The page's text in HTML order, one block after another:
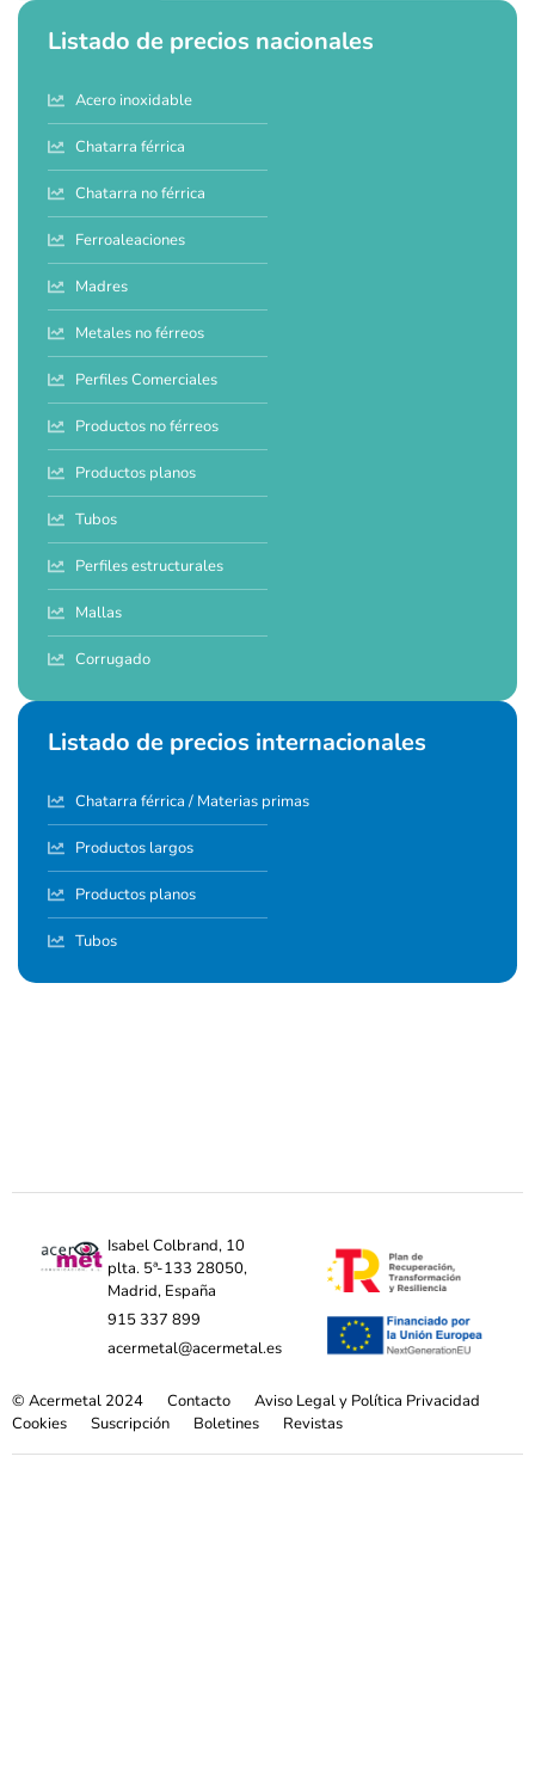
Listado de precios nacionales
Acero inoxidable
Chatarra férrica
Chatarra no férrica
Ferroaleaciones
Madres
Metales no férreos
Perfiles Comerciales
Productos no férreos
Productos planos
Tubos
Perfiles estructurales
Mallas
Corrugado
Listado de precios internacionales
Chatarra férrica / Materias primas
Productos largos
Productos planos
Tubos
Isabel Colbrand, 10
plta. 5ª-133 28050,
Madrid, España
915 337 899
acermetal@acermetal.es
© Acermetal 2024 Contacto
Aviso Legal y Política Privacidad
Cookies
Suscripción Boletines Revistas